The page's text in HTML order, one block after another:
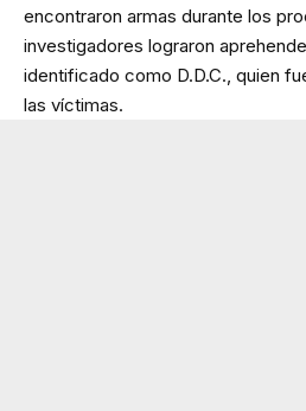
encontraron armas durante los
investigadores lograron
identificado como D.D.C., quien
las víctimas.